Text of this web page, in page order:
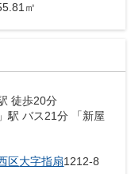
㎡
徒歩20分
」駅 バス21分 「新屋
区大字指扇1212-8